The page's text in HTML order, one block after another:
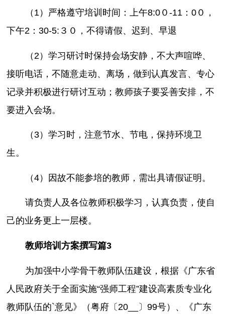
（1）严格遵守培训时间：上午8:0０-11：0０，
下午2：30-5:３０，不得请假、迟到、早退
（2）学习研讨时保持会场安静，不大声喧哗、
接听电话，不随意走动、离场，做到认真发言、专心
记录并积极进行研讨互动；教师孩子要妥善安排，不
要进入会场。
（3）学习时，注意节水、节电，保持环境卫
生。
（4）因故不能参培的教师，需出具请假证明。
请负责人及各位教师积极学习，认真负责，使自
己的业务更上一层楼。
教师培训方案撰写篇3
为加强中小学骨干教师队伍建设，根据《广东省
人民政府关于全面实施“强师工程”建设高素质专业化
教师队伍的`意见》（粤府〔20__〕99号）、《广东